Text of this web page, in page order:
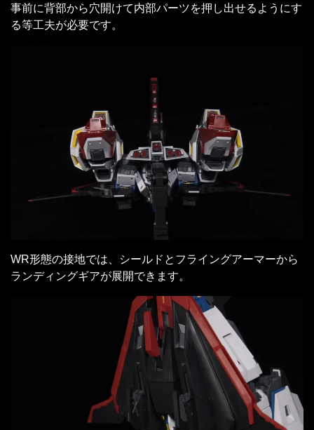
事前に背部から穴開けて内部パーツを押し出せるようにす
る等工夫が必要です。
WR形態の接地では、シールドとフライングアーマーから
ランディングギアが展開できます。